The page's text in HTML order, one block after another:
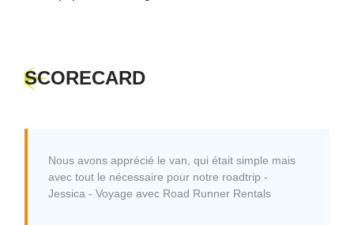
SCORECARD
Nous avons apprécié le van, qui était simple mais
avec tout le nécessaire pour notre roadtrip -
Jessica - Voyage avec Road Runner Rentals